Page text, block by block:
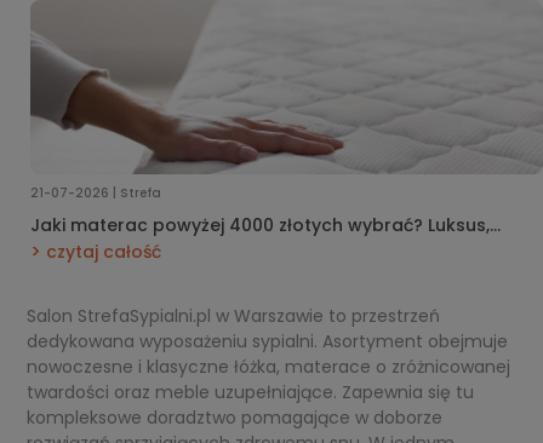
21-07-2026 | Strefa
Jaki materac powyżej 4000 złotych wybrać? Luksus,
biomedyczny komfort i inżynieria snu najwyższej próby
czytaj całość
Salon StrefaSypialni.pl w Warszawie to przestrzeń
dedykowana wyposażeniu sypialni. Asortyment obejmuje
nowoczesne i klasyczne łóżka, materace o zróżnicowanej
twardości oraz meble uzupełniające. Zapewnia się tu
kompleksowe doradztwo pomagające w doborze